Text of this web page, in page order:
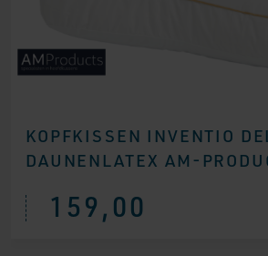
KOPFKISSEN INVENTIO
DAUNENLATEX AM-
159,00